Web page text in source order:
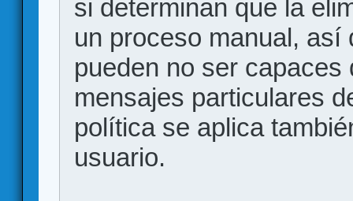
si determinan que la
un proceso manual, así
pueden no ser
mensajes particulares
política se aplica
usuario.